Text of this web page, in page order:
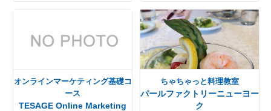
オンラインマーケティング基礎コ
ース
TESAGE Online Marketing
ちゃちゃっと料理教室
パールファクトリーニューヨー
ク